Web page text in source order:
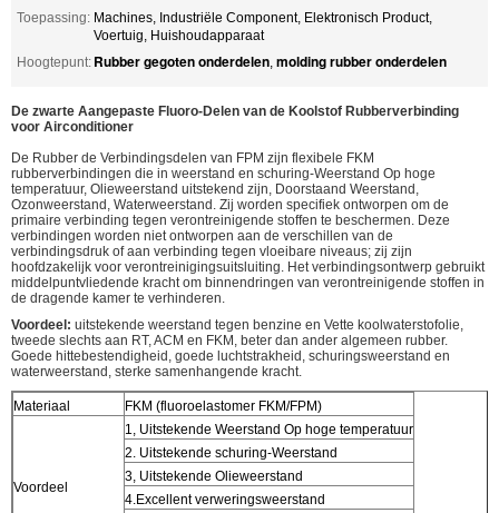
Toepassing: Machines, Industriële Component, Elektronisch Product,
Voertuig, Huishoudapparaat
Hoogtepunt: Rubber gegoten onderdelen, molding rubber onderdelen
De zwarte Aangepaste Fluoro-Delen van de Koolstof Rubberverbinding
voor Airconditioner
De Rubber de Verbindingsdelen van FPM zijn flexibele FKM
rubberverbindingen die in weerstand en schuring-Weerstand Op hoge
temperatuur, Olieweerstand uitstekend zijn, Doorstaand Weerstand,
Ozonweerstand, Waterweerstand. Zij worden specifiek ontworpen om de
primaire verbinding tegen verontreinigende stoffen te beschermen. Deze
verbindingen worden niet ontworpen aan de verschillen van de
verbindingsdruk of aan verbinding tegen vloeibare niveaus; zij zijn
hoofdzakelijk voor verontreinigingsuitsluiting. Het verbindingsontwerp gebruikt
middelpuntvliedende kracht om binnendringen van verontreinigende stoffen in
de dragende kamer te verhinderen.
Voordeel: uitstekende weerstand tegen benzine en Vette koolwaterstofolie,
tweede slechts aan RT, ACM en FKM, beter dan ander algemeen rubber.
Goede hittebestendigheid, goede luchtstrakheid, schuringsweerstand en
waterweerstand, sterke samenhangende kracht.
Materiaal FKM (fluoroelastomer FKM/FPM)
Voordeel
1, Uitstekende Weerstand Op hoge temperatuur
2. Uitstekende schuring-Weerstand
3, Uitstekende Olieweerstand
4.Excellent verweringsweerstand